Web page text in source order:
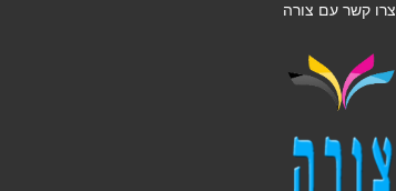
צרו קשר עם צורה